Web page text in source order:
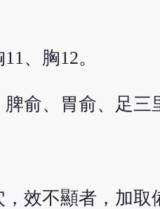
、胸12。
俞、胃俞、足三
效不顯者，加